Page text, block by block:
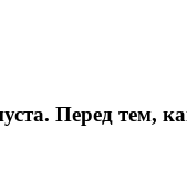
Перед тем,